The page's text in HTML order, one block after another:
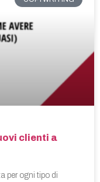
clienti a
per ogni tipo di